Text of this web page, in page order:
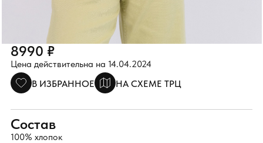
8990 ₽
Цена действительна на 14.04.2024
Состав
100% хлопок
В ИЗБРАННОЕ НА СХЕМЕ ТРЦ